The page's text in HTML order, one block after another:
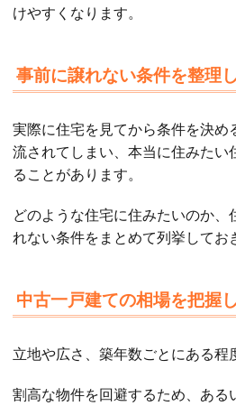
けやすくなります。
事前に譲れない条件を整理
実際に住宅を見てから条件を決め
流されてしまい、本当に住みたい
ることがあります。
どのような住宅に住みたいのか
れない条件をまとめて列挙してお
中古一戸建ての相場を把握
立地や広さ、築年数ごとにある程
割高な物件を回避するため、ある